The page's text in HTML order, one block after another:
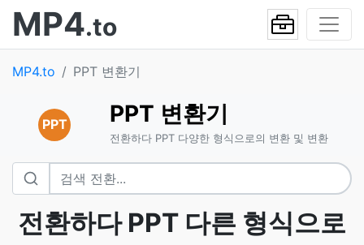
MP4.to
MP4.to PPT 변환기
PPT PPT 변환기
전환하다 PPT 다양한 형식으로의 변환 및 변환
전환하다 PPT 다른 형식으로